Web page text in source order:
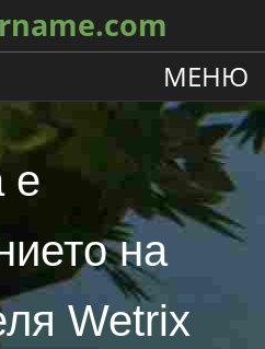
МЕНЮ
е
на
Wetrix